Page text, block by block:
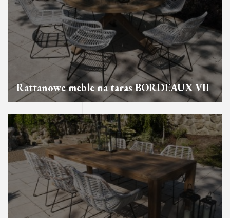
Rattanowe meble na taras BORDEAUX VII